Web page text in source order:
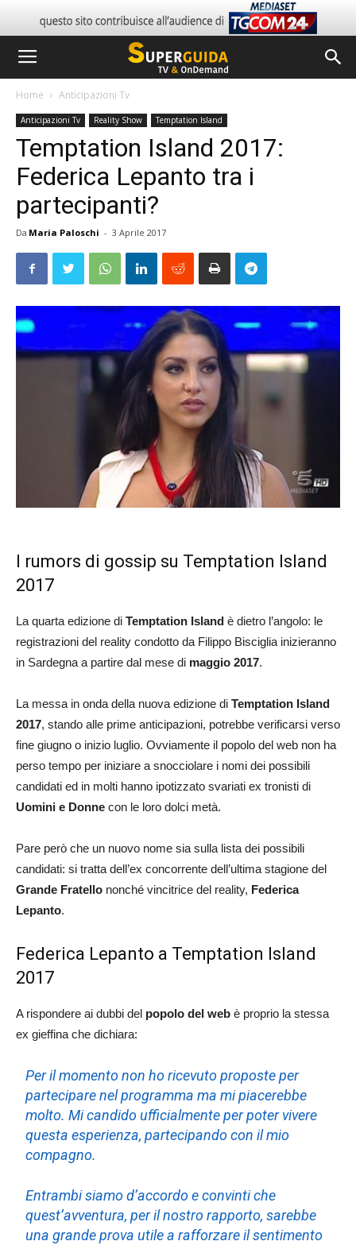
Home Anticipazioni Tv
Anticipazioni Tv Reality Show Temptation Island
Temptation Island 2017:
Federica Lepanto tra i
partecipanti?
Da Maria Paloschi - 3 Aprile 2017
I rumors di gossip su Temptation Island
2017
La quarta edizione di Temptation Island è dietro l’angolo: le
registrazioni del reality condotto da Filippo Bisciglia inizieranno
in Sardegna a partire dal mese di maggio 2017.
La messa in onda della nuova edizione di Temptation Island
2017, stando alle prime anticipazioni, potrebbe verificarsi verso
fine giugno o inizio luglio. Ovviamente il popolo del web non ha
perso tempo per iniziare a snocciolare i nomi dei possibili
candidati ed in molti hanno ipotizzato svariati ex tronisti di
Uomini e Donne con le loro dolci metà.
Pare però che un nuovo nome sia sulla lista dei possibili
candidati: si tratta dell’ex concorrente dell’ultima stagione del
Grande Fratello nonché vincitrice del reality, Federica
Lepanto.
Federica Lepanto a Temptation Island
2017
A rispondere ai dubbi del popolo del web è proprio la stessa
ex gieffina che dichiara:
Per il momento non ho ricevuto proposte per
partecipare nel programma ma mi piacerebbe
molto. Mi candido ufficialmente per poter vivere
questa esperienza, partecipando con il mio
compagno.
Entrambi siamo d’accordo e convinti che
quest’avventura, per il nostro rapporto, sarebbe
una grande prova utile a rafforzare il sentimento